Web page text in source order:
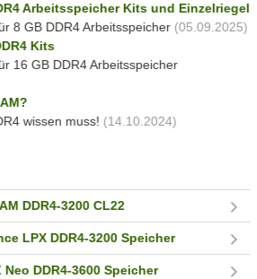
Arbeitsspeicher Kits und Einzelriegel
8 GB DDR4 Arbeitsspeicher(05.09.2025)
Kits
16 GB DDR4 Arbeitsspeicher
wissen muss! (14.10.2024)
DDR4-3200 CL22
LPX DDR4-3200 Speicher
DDR4-3600 Speicher